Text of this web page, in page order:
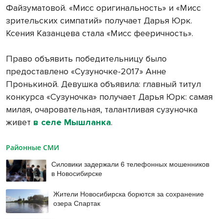
Файзуматовой. «Мисс оригинальность» и «Мисс
зрительских симпатий» получает Дарья Юрк.
Ксения Казанцева стала «Мисс фееричность».
Право объявить победительницу было
предоставлено «Сузуночке-2017» Анне
Пронькиной. Девушка объявила: главный титул
конкурса «Сузуночка» получает Дарья Юрк: самая
милая, очаровательная, талантливая сузуночка
живет в селе Мышланка.
Районные СМИ
Силовики задержали 6 телефонных мошенников
в Новосибирске
Жители Новосибирска борются за сохранение
озера Спартак